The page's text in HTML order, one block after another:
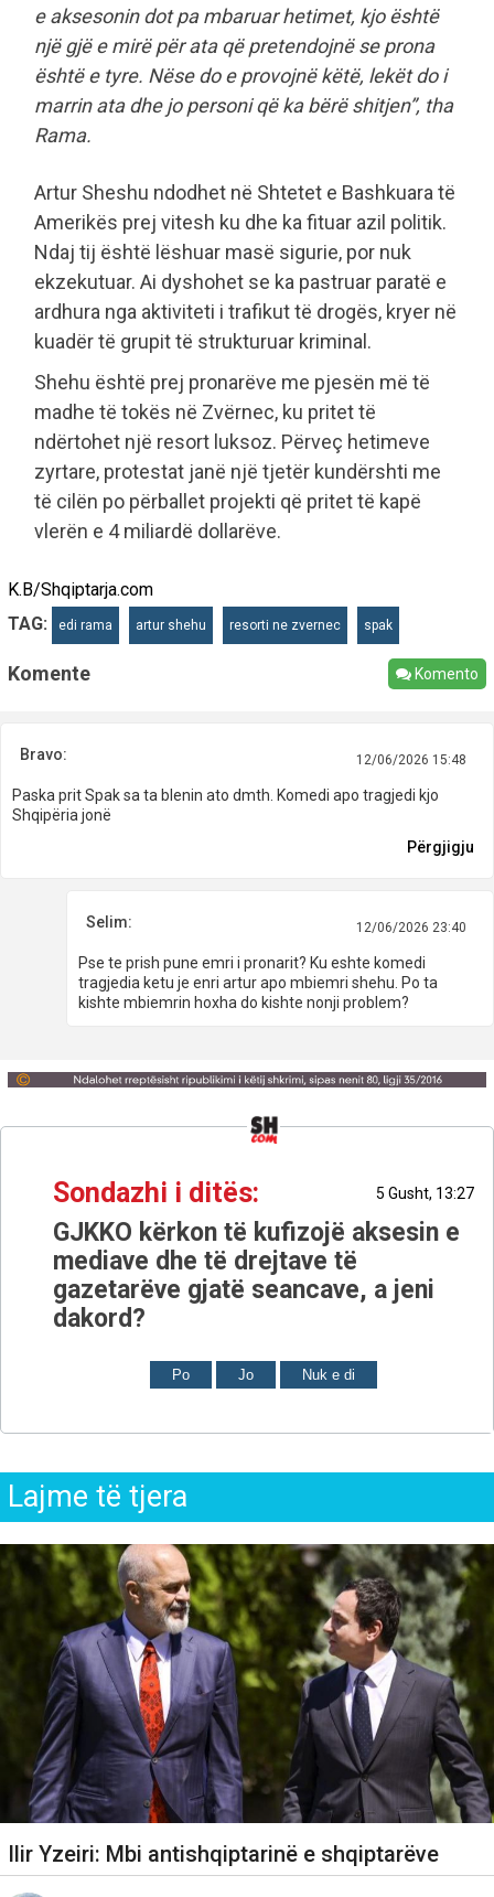
e aksesonin dot pa mbaruar hetimet, kjo është
një gjë e mirë për ata që pretendojnë se prona
është e tyre. Nëse do e provojnë këtë, lekët do i
marrin ata dhe jo personi që ka bërë shitjen”, tha
Rama.
Artur Sheshu ndodhet në Shtetet e Bashkuara të
Amerikës prej vitesh ku dhe ka fituar azil politik.
Ndaj tij është lëshuar masë sigurie, por nuk
ekzekutuar. Ai dyshohet se ka pastruar paratë e
ardhura nga aktiviteti i trafikut të drogës, kryer në
kuadër të grupit të strukturuar kriminal.
Shehu është prej pronarëve me pjesën më të
madhe të tokës në Zvërnec, ku pritet të
ndërtohet një resort luksoz. Përveç hetimeve
zyrtare, protestat janë një tjetër kundërshti me
të cilën po përballet projekti që pritet të kapë
vlerën e 4 miliardë dollarëve.
K.B/Shqiptarja.com
TAG:
edi rama artur shehu resorti ne zvernec spak
Komente Komento
Bravo: 12/06/2026 15:48
Paska prit Spak sa ta blenin ato dmth. Komedi apo tragjedi kjo
Shqipëria jonë
Përgjigju
Selim: 12/06/2026 23:40
Pse te prish pune emri i pronarit? Ku eshte komedi
tragjedia ketu je enri artur apo mbiemri shehu. Po ta
kishte mbiemrin hoxha do kishte nonji problem?
Sondazhi i ditës: 5 Gusht, 13:27
GJKKO kërkon të kufizojë aksesin e
mediave dhe të drejtave të
gazetarëve gjatë seancave, a jeni
dakord?
Po Jo Nuk e di
Lajme të tjera
Ilir Yzeiri: Mbi antishqiptarinë e shqiptarëve